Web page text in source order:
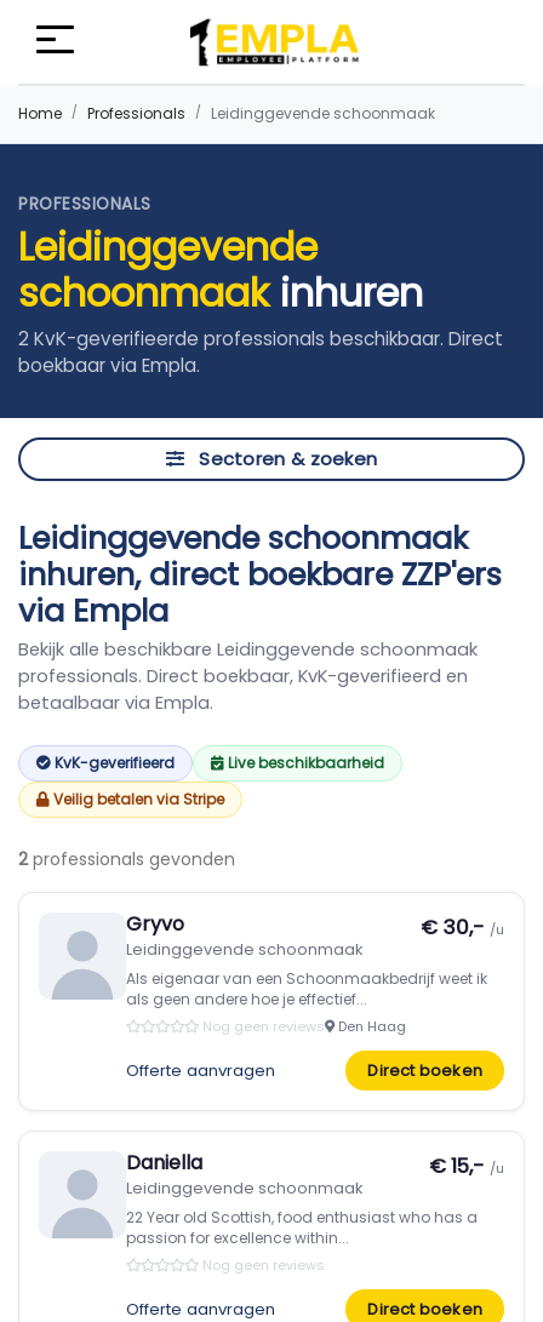
Home Professionals Leidinggevende schoonmaak
PROFESSIONALS
Leidinggevende
schoonmaakinhuren
2 KvK-geverifieerde professionals beschikbaar. Direct
boekbaar via Empla.
Sectoren & zoeken
Leidinggevende schoonmaak
inhuren, direct boekbare ZZP'ers
via Empla
Bekijk alle beschikbare Leidinggevende schoonmaak
professionals. Direct boekbaar, KvK-geverifieerd en
betaalbaar via Empla.
KvK-geverifieerd
Live beschikbaarheid
Veilig betalen via Stripe
2professionals gevonden
Gryvo
Leidinggevende schoonmaak
€ 30,- /u
Als eigenaar van een Schoonmaakbedrijf weet ik
als geen andere hoe je effectief...
Nog geen reviews Den Haag
Offerte aanvragen Direct boeken
Daniella
Leidinggevende schoonmaak
€ 15,- /u
22 Year old Scottish, food enthusiast who has a
passion for excellence within...
Nog geen reviews
Offerte aanvragen Direct boeken